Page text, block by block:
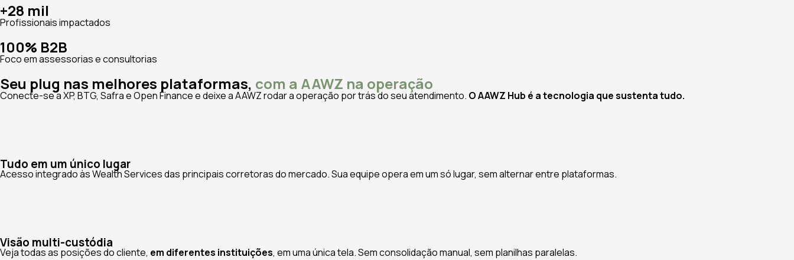
+28 mil
Profissionais impactados
100% B2B
Foco em assessorias e consultorias
Seu plug nas melhores plataformas, com a AAWZ na operação
Conecte-se a XP, BTG, Safra e Open Finance e deixe a AAWZ rodar a operação por trás do seu atendimento. O AAWZ Hub é a tecnologia que sustenta tudo.
Tudo em um único lugar
Acesso integrado às Wealth Services das principais corretoras do mercado. Sua equipe opera em um só lugar, sem alternar entre plataformas.
Visão multi-custódia
Veja todas as posições do cliente, em diferentes instituições, em uma única tela. Sem consolidação manual, sem planilhas paralelas.